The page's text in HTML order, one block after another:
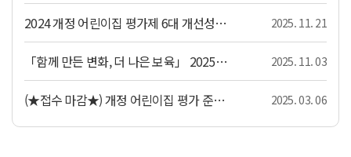
2024 개정 어린이집 평가제 6대 개선성과 인포그래픽 2025. 11. 21
「함께 만든 변화, 더 나은 보육」 2025년 개정 어린이집 평가 공모전 개최 안내 2025. 11. 03
(★접수 마감★) 개정 어린이집 평가 준비를 위한 「2025년 어린이집 현장방문 멘토링」 신청 안내(~3.11.(화)까지 기간연장) 2025. 03. 06